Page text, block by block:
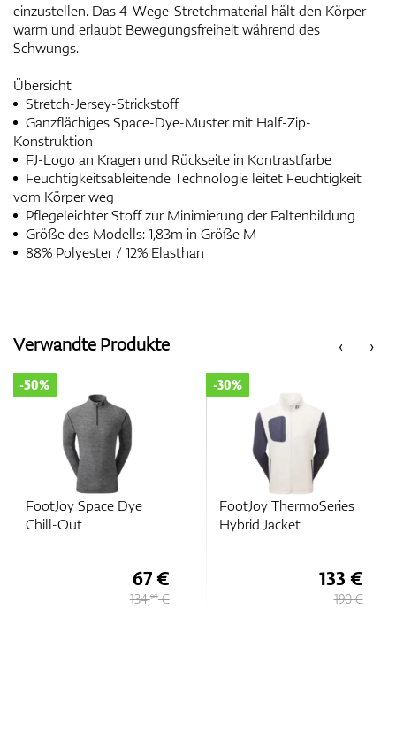
einzustellen. Das 4-Wege-Stretchmaterial hält den Körper
warm und erlaubt Bewegungsfreiheit während des
Schwungs.
Übersicht
Stretch-Jersey-Strickstoff
Ganzflächiges Space-Dye-Muster mit Half-Zip-
Konstruktion
FJ-Logo an Kragen und Rückseite in Kontrastfarbe
Feuchtigkeitsableitende Technologie leitet Feuchtigkeit
vom Körper weg
Pflegeleichter Stoff zur Minimierung der Faltenbildung
Größe des Modells: 1,83m in Größe M
88% Polyester / 12% Elasthan
‹
Verwandte Produkte ›
FootJoy Space Dye
Chill-Out
-50%
67 €
134,90€
FootJoy ThermoSeries
Hybrid Jacket
-30%
133 €
190 €